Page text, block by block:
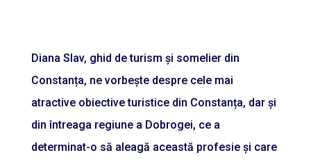
Diana Slav, ghid de turism și somelier din
Constanța, ne vorbește despre cele mai
atractive obiective turistice din Constanța, dar și
din întreaga regiune a Dobrogei, ce a
determinat-o să aleagă această profesie și care